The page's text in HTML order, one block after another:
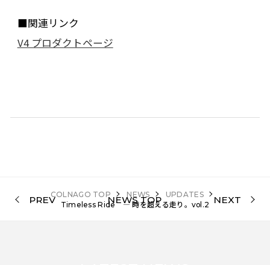
■関連リンク
V4 プロダクトページ
COLNAGO TOP NEWS
UPDATES
Timeless Ride ― 時を超える走り。vol.2
PREV NEWS TOP NEXT